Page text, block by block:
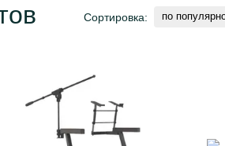
Сортировка: по